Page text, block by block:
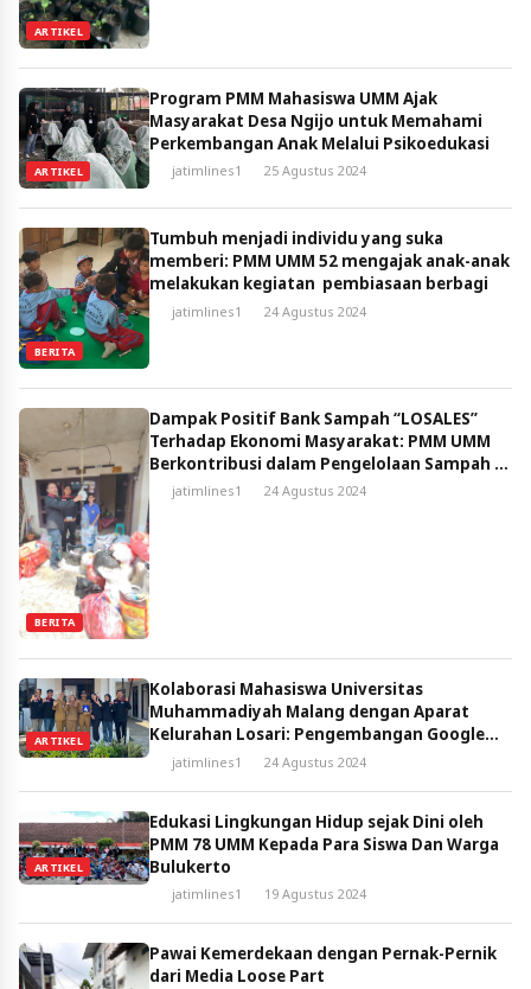
ARTIKEL
ARTIKEL
Program PMM Mahasiswa UMM Ajak
Masyarakat Desa Ngijo untuk Memahami
Perkembangan Anak Melalui Psikoedukasi
jatimlines1 25 Agustus 2024
BERITA
Tumbuh menjadi individu yang suka
memberi: PMM UMM 52 mengajak anak-anak
melakukan kegiatan pembiasaan berbagi
jatimlines1 24 Agustus 2024
BERITA
Dampak Positif Bank Sampah “LOSALES”
Terhadap Ekonomi Masyarakat: PMM UMM
Berkontribusi dalam Pengelolaan Sampah di
Desa Losari
jatimlines1 24 Agustus 2024
ARTIKEL
Kolaborasi Mahasiswa Universitas
Muhammadiyah Malang dengan Aparat
Kelurahan Losari: Pengembangan Google
Form untuk Efisiensi Administrasi dan
jatimlines1 24 Agustus 2024
ARTIKEL
Edukasi Lingkungan Hidup sejak Dini oleh
PMM 78 UMM Kepada Para Siswa Dan Warga
Bulukerto
jatimlines1 19 Agustus 2024
Pawai Kemerdekaan dengan Pernak-Pernik
dari Media Loose Part